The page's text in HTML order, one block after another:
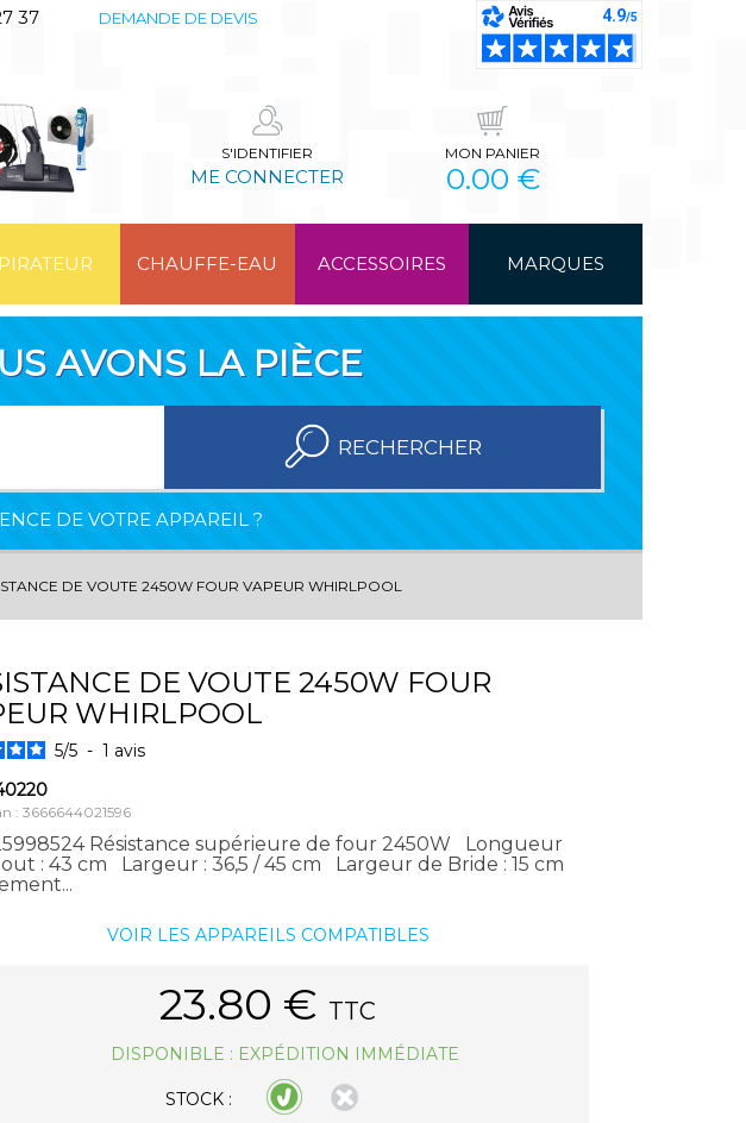
37 DEMANDE DE DEVIS
S'IDENTIFIER
ME CONNECTER
MON PANIER
0.00 €
CHAUFFE-EAU ACCESSOIRES MARQUES
AVONS LA PIÈCE
RECHERCHER
DE VOTRE APPAREIL ?
DE VOUTE 2450W FOUR VAPEUR WHIRLPOOL
DE VOUTE 2450W FOUR
WHIRLPOOL
5/5 - 1 avis
: 3666644021596
Résistance supérieure de four 2450W Longueur
: 43 cm Largeur : 36,5 / 45 cm Largeur de Bride : 15 cm
VOIR LES APPAREILS COMPATIBLES
23.80 € TTC
STOCK :
DISPONIBLE : EXPÉDITION IMMÉDIATE